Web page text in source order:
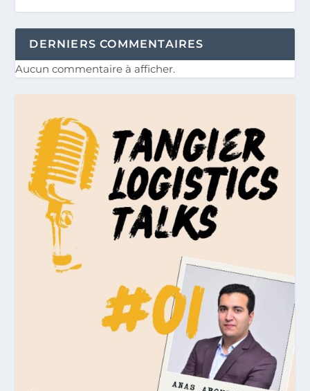
DERNIERS COMMENTAIRES
Aucun commentaire à afficher.